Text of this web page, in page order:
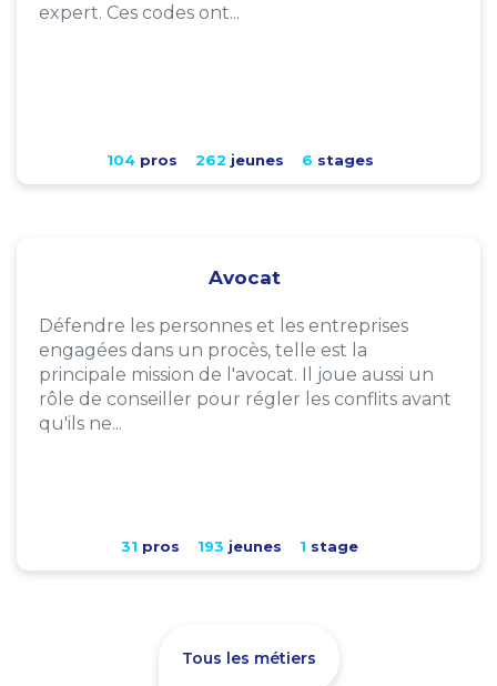
expert. Ces codes ont...
104pros 262 jeunes 6 stages
Avocat
Défendre les personnes et les entreprises
engagées dans un procès, telle est la
principale mission de l'avocat. Il joue aussi un
rôle de conseiller pour régler les conflits avant
qu'ils ne...
31 pros 193 jeunes 1 stage
Tous les métiers